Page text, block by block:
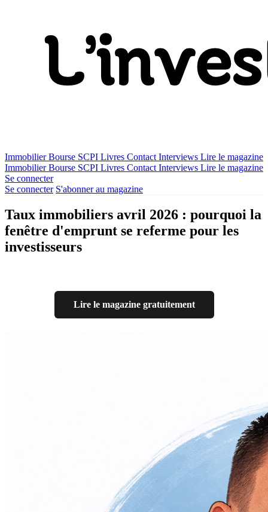
ImmobilierBourse SCPI Livres Contact Interviews Lire le magazine
ImmobilierBourse SCPI Livres Contact Interviews Lire le magazine
Se connecter
Se connecter S'abonner au magazine
Taux immobiliers avril 2026 : pourquoi la
fenêtre d'emprunt se referme pour les
investisseurs
Lire le magazine gratuitement